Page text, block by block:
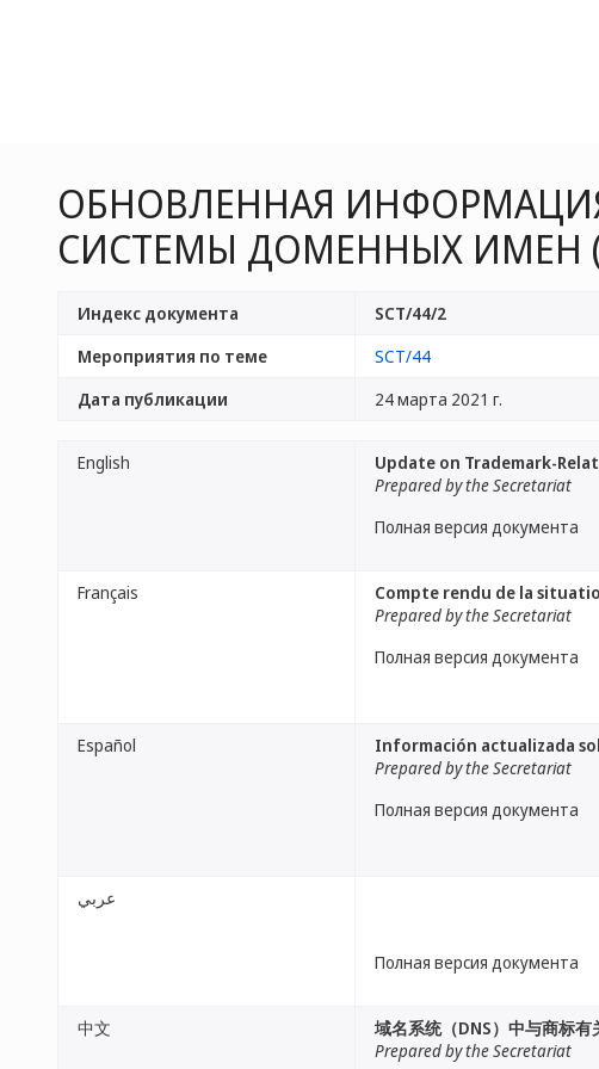
ОБНОВЛЕННАЯ
СИСТЕМЫ ДОМЕННЫХ ИМЕН
Индекс документа
SCT/44/2
Мероприятия по теме
SCT/44
Дата публикации
24 марта 2021 г.
English
Update on Trademark-
Prepared by the Secretariat
Полная версия документа
Français
Compte rendu de la
Prepared by the Secretariat
Полная версия документа
Español
Información actualizada
Prepared by the Secretariat
Полная версия документа
عربي
Полная версия документа
中文
域名系统（DNS）中与商标有
Prepared by the Secretariat